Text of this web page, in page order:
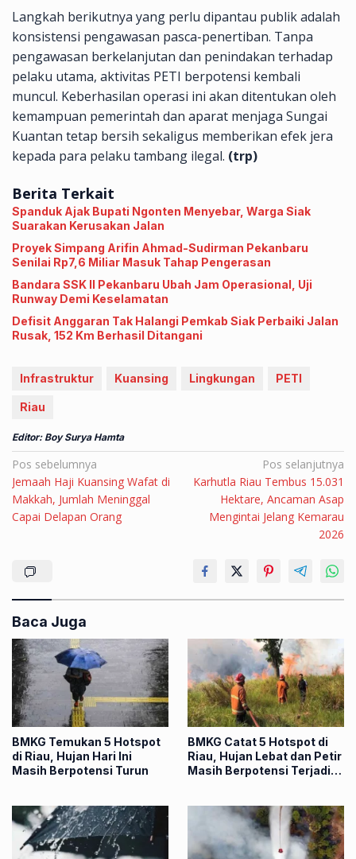
Langkah berikutnya yang perlu dipantau publik adalah
konsistensi pengawasan pasca-penertiban. Tanpa
pengawasan berkelanjutan dan penindakan terhadap
pelaku utama, aktivitas PETI berpotensi kembali
muncul. Keberhasilan operasi ini akan ditentukan oleh
kemampuan pemerintah dan aparat menjaga Sungai
Kuantan tetap bersih sekaligus memberikan efek jera
kepada para pelaku tambang ilegal. (trp)
Berita Terkait
Spanduk Ajak Bupati Ngonten Menyebar, Warga Siak
Suarakan Kerusakan Jalan
Proyek Simpang Arifin Ahmad-Sudirman Pekanbaru
Senilai Rp7,6 Miliar Masuk Tahap Pengerasan
Bandara SSK II Pekanbaru Ubah Jam Operasional, Uji
Runway Demi Keselamatan
Defisit Anggaran Tak Halangi Pemkab Siak Perbaiki Jalan
Rusak, 152 Km Berhasil Ditangani
Infrastruktur Kuansing Lingkungan PETI
Riau
Editor: Boy Surya Hamta
Navigasi
pos
Pos sebelumnya
Jemaah Haji Kuansing Wafat di
Makkah, Jumlah Meninggal
Capai Delapan Orang
Pos selanjutnya
Karhutla Riau Tembus 15.031
Hektare, Ancaman Asap
Mengintai Jelang Kemarau
2026
Baca Juga
BMKG Temukan 5 Hotspot
di Riau, Hujan Hari Ini
Masih Berpotensi Turun
BMKG Catat 5 Hotspot di
Riau, Hujan Lebat dan Petir
Masih Berpotensi Terjadi